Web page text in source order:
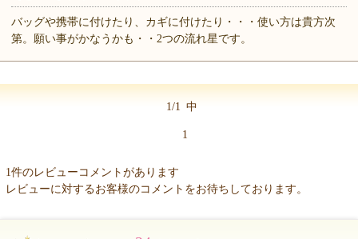
バッグや携帯に付けたり、カギに付けたり・・・使い方は貴方次
第。願い事がかなうかも・・2つの流れ星です。
1/1 中
1
1件のレビューコメントがあります
レビューに対するお客様のコメントをお待ちしております。